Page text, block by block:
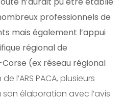
professionnels de
mais également l’appui
régional de
(ex réseau régional
l’ARS PACA, plusieurs
élaboration avec l’avis